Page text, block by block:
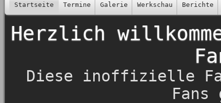
Startseite Termine Galerie Werkschau Berichte
Herzlich
Diese inoffizielle